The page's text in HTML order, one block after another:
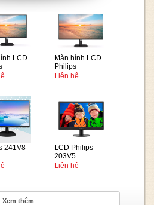
LCD
74
Màn hình LCD
Philips
27E1N1100D/74
Liên hệ
241V8
LCD Philips
203V5
Liên hệ
Xem thêm